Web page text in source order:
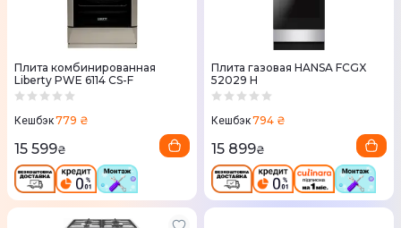
Плита комбинированная
Liberty PWE 6114 CS-F
Кешбэк779 ₴
15 599₴
Плита газовая HANSA FCGX
52029 H
Кешбэк794 ₴
15 899₴